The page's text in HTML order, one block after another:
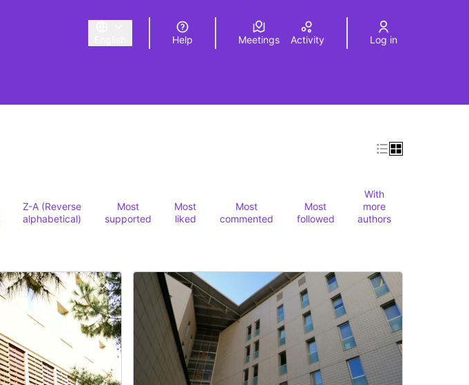
Triar la llengua Elegir el idiomaChoose language
Help Meetings Activity Log in
Z-A (Reverse
alphabetical)
Most
supported
Most
liked
Most
commented
Most
followed
With
more
authors